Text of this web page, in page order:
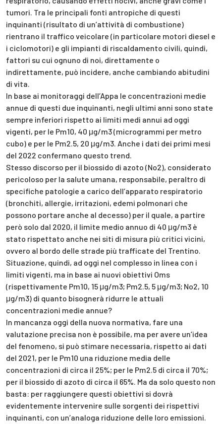
tumori. Tra le principali fonti antropiche di questi
inquinanti (risultato di un’attività di combustione)
rientrano il traffico veicolare (in particolare motori diesel e
i ciclomotori) e gli impianti di riscaldamento civili, quindi,
fattori su cui ognuno di noi, direttamente o
indirettamente, può incidere, anche cambiando abitudini
di vita.
In base ai monitoraggi dell’Appa le concentrazioni medie
annue di questi due inquinanti, negli ultimi anni sono state
sempre inferiori rispetto ai limiti medi annui ad oggi
vigenti, per le Pm10, 40 μg/m3 (microgrammi per metro
cubo) e per le Pm2.5, 20 μg/m3. Anche i dati dei primi mesi
del 2022 confermano questo trend.
Stesso discorso per il biossido di azoto (No2), considerato
pericoloso per la salute umana, responsabile, peraltro di
specifiche patologie a carico dell’apparato respiratorio
(bronchiti, allergie, irritazioni, edemi polmonari che
possono portare anche al decesso) per il quale, a partire
però solo dal 2020, il limite medio annuo di 40 μg/m3 è
stato rispettato anche nei siti di misura più critici vicini,
ovvero al bordo delle strade più trafficate del Trentino.
Situazione, quindi, ad oggi nel complesso in linea con i
limiti vigenti, ma in base ai nuovi obiettivi Oms
(rispettivamente Pm10, 15 μg/m3; Pm2.5, 5 μg/m3; No2, 10
μg/m3) di quanto bisognerà ridurre le attuali
concentrazioni medie annue?
In mancanza oggi della nuova normativa, fare una
valutazione precisa non è possibile, ma per avere un’idea
del fenomeno, si può stimare necessaria, rispetto ai dati
del 2021, per le Pm10 una riduzione media delle
concentrazioni di circa il 25%; per le Pm2.5 di circa il 70%;
per il biossido di azoto di circa il 65%. Ma da solo questo non
basta: per raggiungere questi obiettivi si dovrà
evidentemente intervenire sulle sorgenti dei rispettivi
inquinanti, con un’analoga riduzione delle loro emissioni.